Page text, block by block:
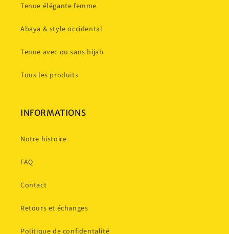
Tenue élégante femme
Abaya & style occidental
Tenue avec ou sans hijab
Tous les produits
INFORMATIONS
Notre histoire
FAQ
Contact
Retours et échanges
Politique de confidentalité